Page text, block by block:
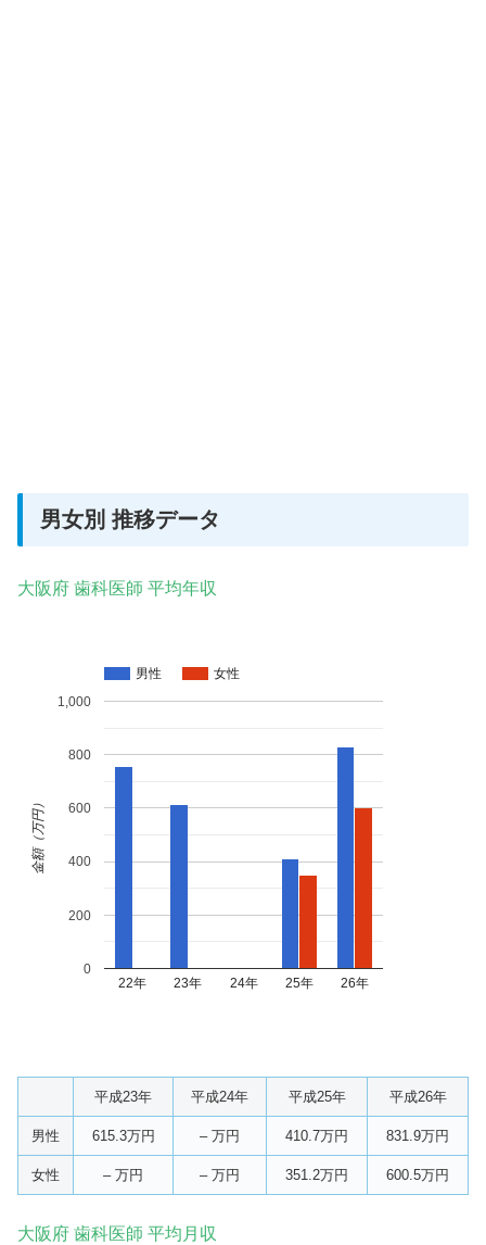
男女別 推移データ
大阪府 歯科医師 平均年収
男性 女性
22年 23年 24年 25年 26年
0
200
400
600
800
1,000
金額（万円）
平成23年 平成24年 平成25年 平成26年
男性 615.3万円 – 万円 410.7万円 831.9万円
女性 – 万円 – 万円 351.2万円 600.5万円
大阪府 歯科医師 平均月収